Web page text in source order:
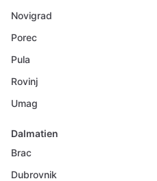
Novigrad
Porec
Pula
Rovinj
Umag
Dalmatien
Brac
Dubrovnik